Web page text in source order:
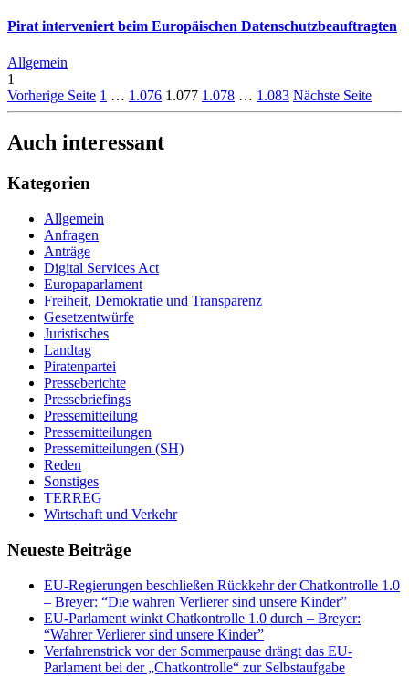
Pirat interveniert beim Europäischen Datenschutzbeauftragten
Allgemein
1
Vorherige Seite 1 … 1.076 1.077 1.078 … 1.083 Nächste Seite
Auch interessant
Kategorien
Allgemein
Anfragen
Anträge
Digital Services Act
Europaparlament
Freiheit, Demokratie und Transparenz
Gesetzentwürfe
Juristisches
Landtag
Piratenpartei
Presseberichte
Pressebriefings
Pressemitteilung
Pressemitteilungen
Pressemitteilungen (SH)
Reden
Sonstiges
TERREG
Wirtschaft und Verkehr
Neueste Beiträge
EU-Regierungen beschließen Rückkehr der Chatkontrolle 1.0
– Breyer: “Die wahren Verlierer sind unsere Kinder”
EU-Parlament winkt Chatkontrolle 1.0 durch – Breyer:
“Wahrer Verlierer sind unsere Kinder”
Verfahrenstrick vor der Sommerpause drängt das EU-
Parlament bei der „Chatkontrolle“ zur Selbstaufgabe